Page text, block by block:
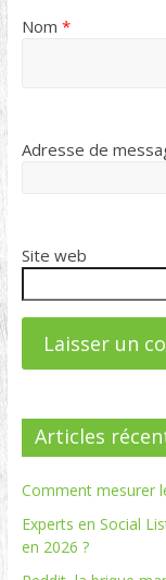
Nom *
Adresse de
Site web
Articles
Comment mesurer
Experts en Social
en 2026 ?